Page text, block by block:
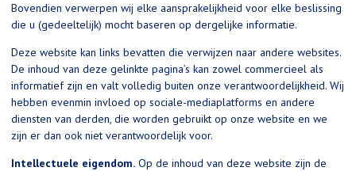
Bovendien verwerpen wij elke aansprakelijkheid voor elke beslissing
die u (gedeeltelijk) mocht baseren op dergelijke informatie.
Deze website kan links bevatten die verwijzen naar andere websites.
De inhoud van deze gelinkte pagina’s kan zowel commercieel als
informatief zijn en valt volledig buiten onze verantwoordelijkheid. Wij
hebben evenmin invloed op sociale-mediaplatforms en andere
diensten van derden, die worden gebruikt op onze website en we
zijn er dan ook niet verantwoordelijk voor.
Intellectuele eigendom. Op de inhoud van deze website zijn de